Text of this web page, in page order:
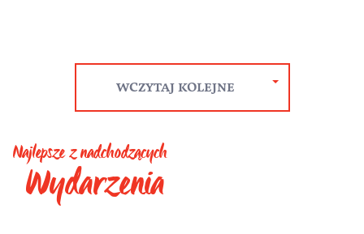
WCZYTAJ KOLEJNE
Najlepsze z nadchodzących
Wydarzenia